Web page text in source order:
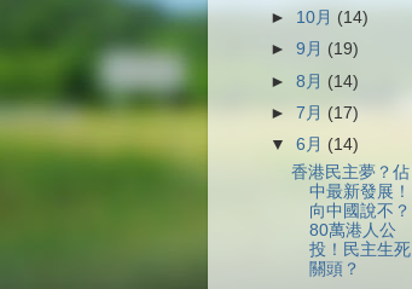
► 10月(14)
►9月 (19)
►8月 (14)
►7月 (17)
▼6月 (14)
香港民主夢？佔
中最新發展！
向中國說不？
80萬港人公
投！民主生死
關頭？